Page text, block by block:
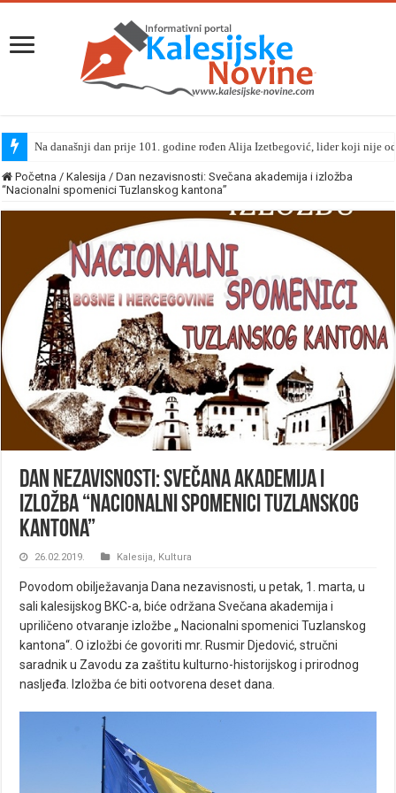
Na današnji dan prije 101. godine rođen Alija Izetbegović, lider koji nije
Početna / Kalesija / Dan nezavisnosti: Svečana akademija i izložba
“Nacionalni spomenici Tuzlanskog kantona”
Dan nezavisnosti: Svečana akademija i
izložba “Nacionalni spomenici Tuzlanskog
kantona”
26.02.2019. Kalesija, Kultura
Povodom obilježavanja Dana nezavisnosti, u petak, 1. marta, u
sali kalesijskog BKC-a, biće održana Svečana akademija i
upriličeno otvaranje izložbe „ Nacionalni spomenici Tuzlanskog
kantona“. O izložbi će govoriti mr. Rusmir Djedović, stručni
saradnik u Zavodu za zaštitu kulturno-historijskog i prirodnog
nasljeđa. Izložba će biti ootvorena deset dana.